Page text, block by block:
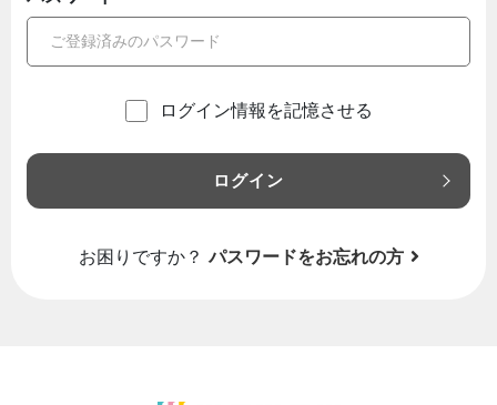
ログイン情報を記憶させる
ログイン
お困りですか？ パスワードをお忘れの方